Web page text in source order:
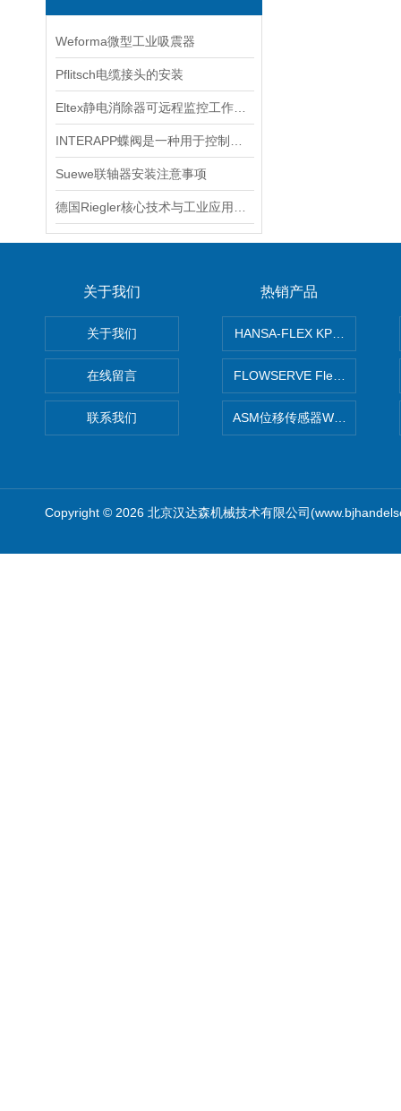
Weforma微型工业吸震器
Pflitsch电缆接头的安装
Suewe联轴器安装注意事项
关于我们
关于我们
在线留言
联系我们
热销产品
HANSA-FLEX KP100P紧凑
FLOWSERVE Flex Wedge闸
ASM位移传感器WS10-750
Copyright © 2026 北京汉达森机械技术有限公司